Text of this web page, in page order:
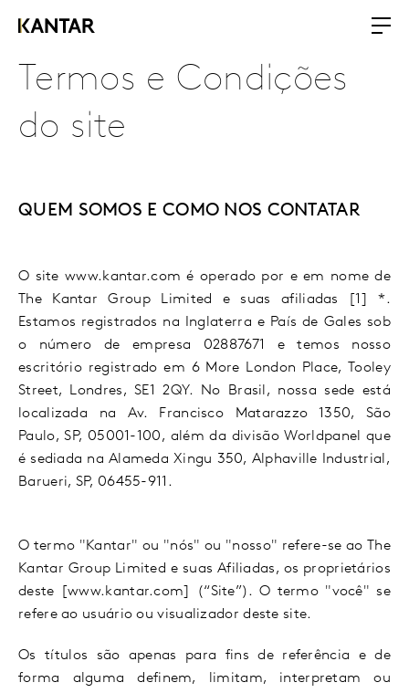
Termos e Condições
do site
QUEM SOMOS E COMO NOS CONTATAR
O site www.kantar.com é operado por e em nome de
The Kantar Group Limited e suas afiliadas [1] *.
Estamos registrados na Inglaterra e País de Gales sob
o número de empresa 02887671 e temos nosso
escritório registrado em 6 More London Place, Tooley
Street, Londres, SE1 2QY. No Brasil, nossa sede está
localizada na Av. Francisco Matarazzo 1350, São
Paulo, SP, 05001-100, além da divisão Worldpanel que
é sediada na Alameda Xingu 350, Alphaville Industrial,
Barueri, SP, 06455-911.
O termo "Kantar" ou "nós" ou "nosso" refere-se ao The
Kantar Group Limited e suas Afiliadas, os proprietários
deste [www.kantar.com] (“Site”). O termo "você" se
refere ao usuário ou visualizador deste site.
Os títulos são apenas para fins de referência e de
forma alguma definem, limitam, interpretam ou